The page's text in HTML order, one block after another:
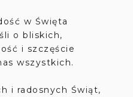
w Święta
o bliskich,
i szczęście
wszystkich.
i radosnych Świąt,